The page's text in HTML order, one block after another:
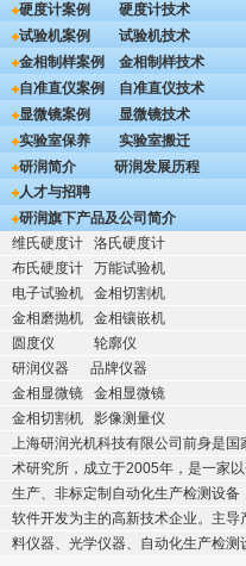
硬度计案例
硬度计技术
试验机案例
试验机技术
金相制样案例
金相制样技术
自准直仪案例
自准直仪技术
显微镜案例
显微镜技术
实验室保养
实验室搬迁
研润简介
研润发展历程
人才与招聘
研润旗下产品及公司简介
维氏硬度计
洛氏硬度计
布氏硬度计
万能试验机
电子试验机
金相切割机
金相磨抛机
金相镶嵌机
圆度仪
轮廓仪
研润仪器
品牌仪器
金相显微镜
金相显微镜
金相切割机
影像测量仪
上海研润光机科技有限公司前身是国
术研究所，成立于2005年，是一家以
生产、非标定制自动化生产检测设备
软件开发为主的高新技术企业。主导
料仪器、光学仪器、自动化生产检测